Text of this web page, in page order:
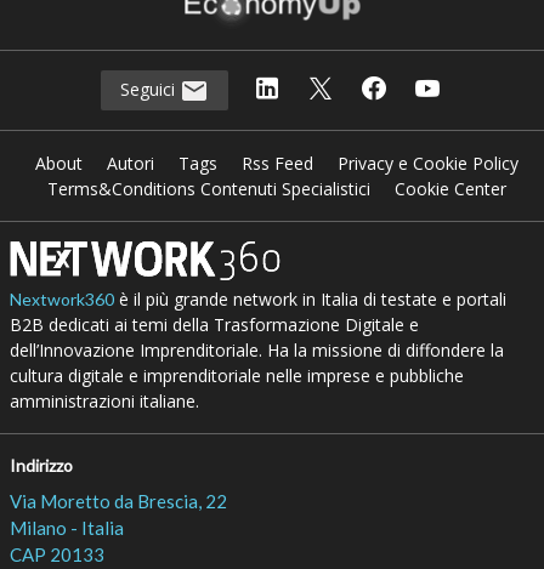
Seguici
About Autori Tags Rss Feed
Privacy e Cookie Policy
Terms&Conditions Contenuti Specialistici
Cookie Center
Nextwork360è il più grande network in Italia di testate e portali
B2B dedicati ai temi della Trasformazione Digitale e
dell’Innovazione Imprenditoriale. Ha la missione di diffondere la
cultura digitale e imprenditoriale nelle imprese e pubbliche
amministrazioni italiane.
Indirizzo
Via Moretto da Brescia, 22
Milano - Italia
CAP 20133